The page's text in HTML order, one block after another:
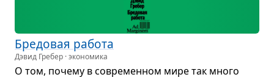
Бре­до­вая работа
Дэвид Гребер · экономика
О том, почему в совре­мен­ном мире так много